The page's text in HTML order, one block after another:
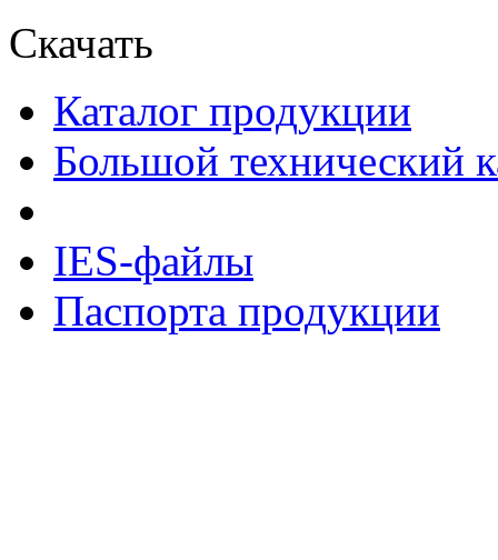
Скачать
Каталог продукции
Большой технический
IES-файлы
Паспорта продукции